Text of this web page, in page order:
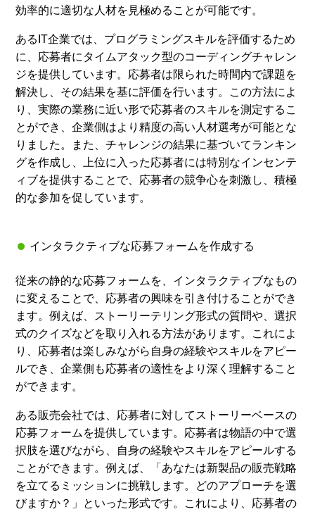
効率的に適切な人材を見極めることが可能です。
あるIT企業では、プログラミングスキルを評価するため
に、応募者にタイムアタック型のコーディングチャレン
ジを提供しています。応募者は限られた時間内で課題を
解決し、その結果を基に評価を行います。この方法によ
り、実際の業務に近い形で応募者のスキルを測定するこ
とができ、企業側はより精度の高い人材選考が可能とな
りました。また、チャレンジの結果に基づいてランキン
グを作成し、上位に入った応募者には特別なインセンテ
ィブを提供することで、応募者の競争心を刺激し、積極
的な参加を促しています。
インタラクティブな応募フォームを作成する
従来の静的な応募フォームを、インタラクティブなもの
に変えることで、応募者の興味を引き付けることができ
ます。例えば、ストーリーテリング形式の質問や、選択
式のクイズなどを取り入れる方法があります。これによ
り、応募者は楽しみながら自身の経験やスキルをアピー
ルでき、企業側も応募者の適性をより深く理解すること
ができます。
ある販売会社では、応募者に対してストーリーベースの
応募フォームを提供しています。応募者は物語の中で選
択肢を選びながら、自身の経験やスキルをアピールする
ことができます。例えば、「あなたは新製品の販売戦略
を立てるミッションに挑戦します。どのアプローチを選
びますか？」といった形式です。これにより、応募者の